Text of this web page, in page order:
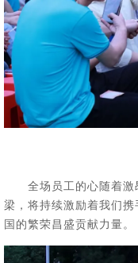
全场员工的心随着激
梁，将持续激励着我们
国的繁荣昌盛贡献力量。